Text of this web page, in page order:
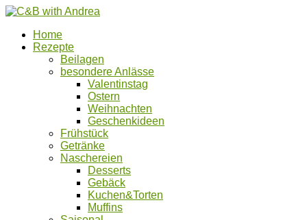
Home
Rezepte
Beilagen
besondere Anlässe
Valentinstag
Ostern
Weihnachten
Geschenkideen
Frühstück
Getränke
Naschereien
Desserts
Gebäck
Kuchen&Torten
Muffins